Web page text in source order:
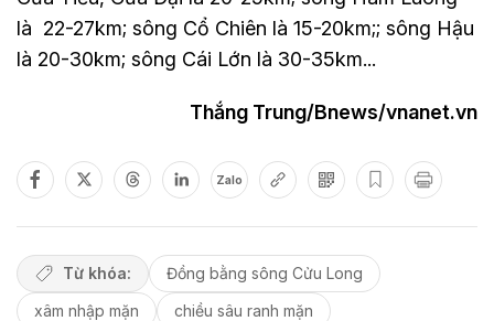
là 22-27km; sông Cổ Chiên là 15-20km;; sông Hậu
là 20-30km; sông Cái Lớn là 30-35km...
Thắng Trung/Bnews/vnanet.vn
Zalo
Từ khóa:
Đồng bằng sông Cửu Long
xâm nhập mặn
chiều sâu ranh mặn